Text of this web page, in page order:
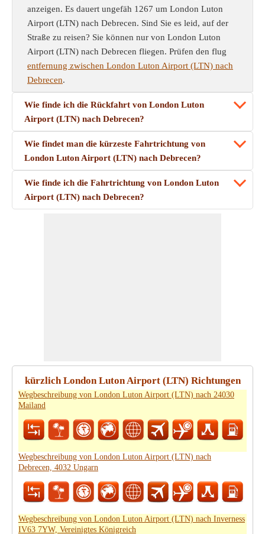
anzeigen. Es dauert ungefäh 1267 um London Luton
Airport (LTN) nach Debrecen. Sind Sie es leid, auf der
Straße zu reisen? Sie können nur von London Luton
Airport (LTN) nach Debrecen fliegen. Prüfen den flug
entfernung zwischen London Luton Airport (LTN) nach
Debrecen.
Wie finde ich die Rückfahrt von London Luton
Airport (LTN) nach Debrecen?
Wie findet man die kürzeste Fahrtrichtung von
London Luton Airport (LTN) nach Debrecen?
Wie finde ich die Fahrtrichtung von London Luton
Airport (LTN) nach Debrecen?
kürzlich London Luton Airport (LTN) Richtungen
Wegbeschreibung von London Luton Airport (LTN) nach 24030
Mailand
Wegbeschreibung von London Luton Airport (LTN) nach
Debrecen, 4032 Ungarn
Wegbeschreibung von London Luton Airport (LTN) nach Inverness
IV63 7YW, Vereinigtes Königreich